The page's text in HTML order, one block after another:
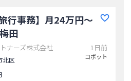
行事務】月24万円～
田
ナーズ株式会社
北区
1日前
コボット